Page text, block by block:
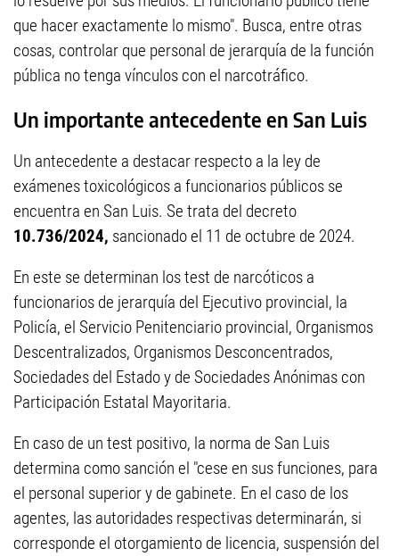
que hacer exactamente lo mismo". Busca, entre otras
cosas, controlar que personal de jerarquía de la función
pública no tenga vínculos con el narcotráfico.
Un importante antecedente en San Luis
Un antecedente a destacar respecto a la ley de
exámenes toxicológicos a funcionarios públicos se
encuentra en San Luis. Se trata del decreto
10.736/2024, sancionado el 11 de octubre de 2024.
En este se determinan los test de narcóticos a
funcionarios de jerarquía del Ejecutivo provincial, la
Policía, el Servicio Penitenciario provincial, Organismos
Descentralizados, Organismos Desconcentrados,
Sociedades del Estado y de Sociedades Anónimas con
Participación Estatal Mayoritaria.
En caso de un test positivo, la norma de San Luis
determina como sanción el "cese en sus funciones, para
el personal superior y de gabinete. En el caso de los
agentes, las autoridades respectivas determinarán, si
corresponde el otorgamiento de licencia, suspensión del